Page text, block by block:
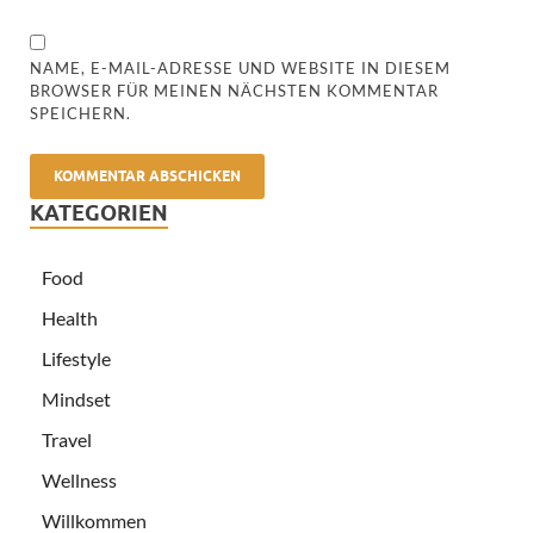
NAME, E-MAIL-ADRESSE UND WEBSITE IN DIESEM
BROWSER FÜR MEINEN NÄCHSTEN KOMMENTAR
SPEICHERN.
KATEGORIEN
Food
Health
Lifestyle
Mindset
Travel
Wellness
Willkommen